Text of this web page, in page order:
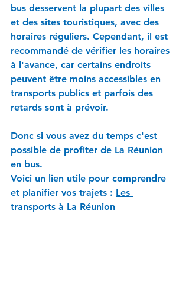
bus desservent la plupart des villes
et des sites touristiques, avec des
horaires réguliers. Cependant, il est
recommandé de vérifier les horaires
à l'avance, car certains endroits
peuvent être moins accessibles en
transports publics et parfois des
retards sont à prévoir.
Donc si vous avez du temps c'est
possible de profiter de La Réunion
en bus.
Voici un lien utile pour comprendre
et planifier vos trajets : Les
transports à La Réunion